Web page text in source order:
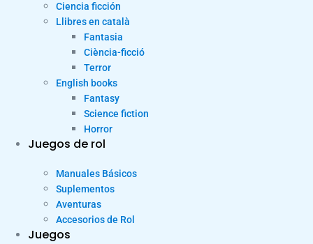
Ciencia ficción
Llibres en català
Fantasia
Ciència-ficció
Terror
English books
Fantasy
Science fiction
Horror
Juegos de rol
Manuales Básicos
Suplementos
Aventuras
Accesorios de Rol
Juegos